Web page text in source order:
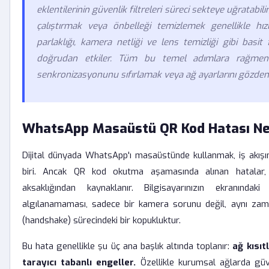
eklentilerinin güvenlik filtreleri süreci sekteye uğratabilir,
çalıştırmak veya önbelleği temizlemek genellikle
parlaklığı, kamera netliği ve lens temizliği gibi basit
doğrudan etkiler. Tüm bu temel adımlara rağmen
senkronizasyonunu sıfırlamak veya ağ ayarlarını
WhatsApp Masaüstü QR Kod Hatası
Dijital dünyada WhatsApp'ı masaüstünde kullanmak, iş
biri. Ancak QR kod okutma aşamasında alınan
aksaklığından kaynaklanır. Bilgisayarınızın
algılanamaması, sadece bir kamera sorunu değil, aynı
(handshake) sürecindeki bir kopukluktur.
Bu hata genellikle şu üç ana başlık altında toplanır: ağ
tarayıcı tabanlı engeller. Özellikle kurumsal ağlarda